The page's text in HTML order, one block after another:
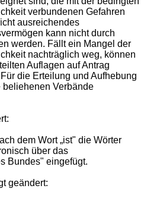
verbundenen Gefahren
ausreichendes
kann nicht durch
werden. Fällt ein Mangel der
nachträglich weg, können
Auflagen auf Antrag
die Erteilung und Aufhebung
Verbände
dem Wort „ist" die Wörter
über das
Bundes" eingefügt.
geändert: